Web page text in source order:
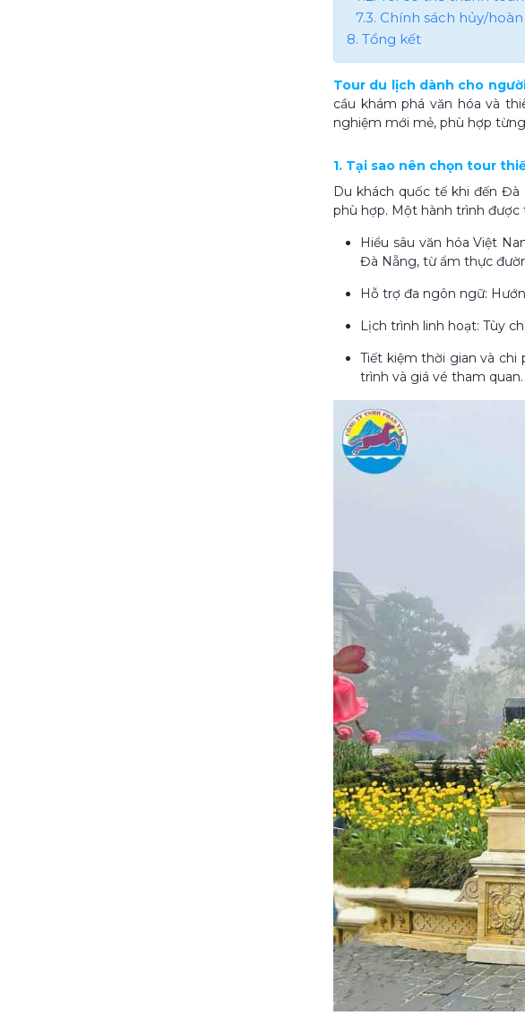
7.3. Chính sách hủy/
8. Tổng kết
Tour du lịch dành cho
cầu khám phá văn hóa và
nghiệm mới mẻ, phù hợp
1. Tại sao nên chọn tour
Du khách quốc tế khi đến
phù hợp. Một hành trình được
Hiểu sâu văn hóa Việt
Đà Nẵng, từ ẩm thực
Hỗ trợ đa ngôn ngữ:
Lịch trình linh hoạt: Tùy
Tiết kiệm thời gian và chi
trình và giá vé tham quan.